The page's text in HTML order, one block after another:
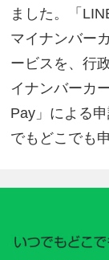
ました。「
マイナンバー
ービスを、行
イナンバーカ
Pay」による
でもどこでも